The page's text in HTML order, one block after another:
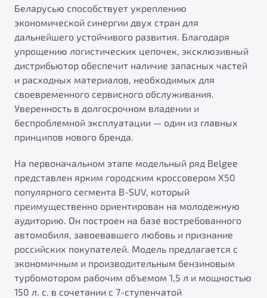
Беларусью способствует укреплению
экономической синергии двух стран для
дальнейшего устойчивого развития. Благодаря
упрощению логистических цепочек, эксклюзивный
дистрибьютор обеспечит наличие запасных частей
и расходных материалов, необходимых для
своевременного сервисного обслуживания.
Уверенность в долгосрочном владении и
беспроблемной эксплуатации — один из главных
принципов нового бренда.
На первоначальном этапе модельный ряд Belgee
представлен ярким городским кроссовером X50
популярного сегмента B-SUV, который
преимущественно ориентирован на молодежную
аудиторию. Он построен на базе востребованного
автомобиля, завоевавшего любовь и признание
российских покупателей. Модель предлагается с
экономичным и производительным бензиновым
турбомотором рабочим объемом 1,5 л и мощностью
150 л. с. в сочетании с 7-ступенчатой